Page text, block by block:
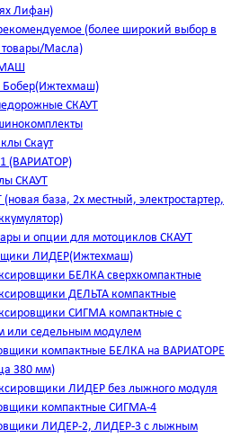
Лифан)
(более широкий выбор в
Масла)
Бобер(Ижтехмаш)
СКАУТ
Скаут
(ВАРИАТОР)
СКАУТ
база, 2х местный, электростартер,
и опции для мотоциклов СКАУТ
ЛИДЕР(Ижтехмаш)
БЕЛКА сверхкомпактные
ДЕЛЬТА компактные
СИГМА компактные с
или седельным модулем
компактные БЕЛКА на ВАРИАТОРЕ
380 мм)
ЛИДЕР без лыжного модуля
компактные СИГМА-4
ЛИДЕР-2, ЛИДЕР-3 c лыжным